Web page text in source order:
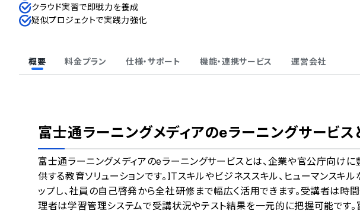
クラウド実習で即戦力を養成
疑似プロジェクトで実践力強化
概要 料金プラン 仕様・サポート 機能・連携サービス 運営会社
富士通ラーニングメディアのeラーニングサービス
富士通ラーニングメディアのeラーニングサービスとは、企業や官公庁向け
供する教育ソリューションです。ITスキルやビジネススキル、ヒューマンスキ
ップし、社員の自己啓発から全社研修まで幅広く活用できます。受講者は時
理者は学習管理システムで受講状況やテスト結果を一元的に把握可能です